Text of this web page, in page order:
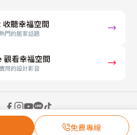
免費專線
聽幸福空間
門的居家話題
觀看幸福空間
用的設計影音
空間 Gorgeous Space Co., Ltd.